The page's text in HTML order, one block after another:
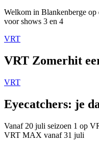
Welkom in Blankenberge op
voor shows 3 en 4
VRT
VRT Zomerhit
VRT
Eyecatchers: je
Vanaf 20 juli seizoen 1 op
VRT MAX vanaf 31 juli